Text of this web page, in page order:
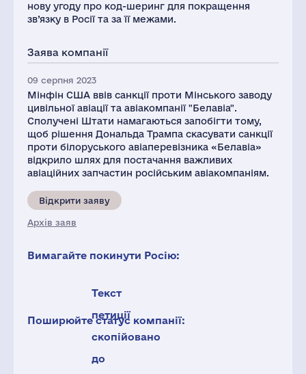
нову угоду про код-шеринг для покращення
зв’язку в Росії та за її межами.
Заява компанії
09 серпня 2023
Мінфін США ввів санкції проти Мінського заводу
цивільної авіації та авіакомпанії "Белавіа".
Сполучені Штати намагаються запобігти тому,
щоб рішення Дональда Трампа скасувати санкції
проти білоруського авіаперевізника «Белавіа»
відкрило шлях для постачання важливих
авіаційних запчастин російським авіакомпаніям.
Відкрити заяву
Архів заяв
Вимагайте покинути Росію:
Текст
петиції
скопійовано
до
Поширюйте статус компанії: